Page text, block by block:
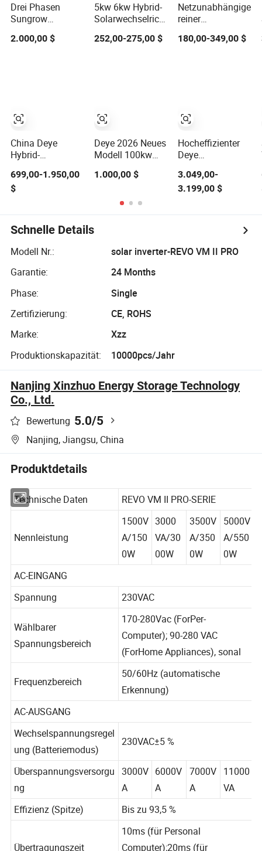
Drei Phasen
Sungrow
Sg8.0/10/12/15/17/20rt-
20 Wechselrichter
2.000,00 $
China Deye
Hybrid-
5kw 8kw 10kw
12kw
Solarwechselrichter
Solarenergiespeicher
Dreiphasen-
Hybrid-
für Zuhause
699,00-1.950,00
$
5kw 6kw Hybrid-
Solarwechselrichter
Hochfrequenz
252,00-275,00 $
Deye 2026 Neues
Modell 100kw
Hybridwechselrichter
100/125K-
Sg02HP3-EU-
1.000,00 $
Netzunabhängiger
reiner
MPPT
180,00-349,00 $
Hocheffizienter
Deye
30kw-50kw
Dreiphasiger
Solarwechselrichter
3.049,00-
3.199,00 $
Schnelle Details
Modell Nr.:
solar inverter-REVO VM II PRO
Garantie:
24 Months
Phase:
Single
Zertifizierung:
CE, ROHS
Marke:
Xzz
Produktionskapazität:
10000pcs/Jahr
Nanjing Xinzhuo Energy Storage Technology
Co., Ltd.
Bewertung 5.0/5
Nanjing, Jiangsu, China
Produktdetails
Technische Daten REVO VM II PRO-SERIE
1500V
A/150
0W
3000
VA/30
00W
3500V
A/350
0W
5000V
A/550
0W
AC-EINGANG
Spannung 230VAC
Wählbarer
170-280Vac (ForPer-
Computer); 90-280 VAC
(ForHome Appliances), sonal
50/60Hz (automatische
Erkennung)
AC-AUSGANG
Wechselspannungsregel
ung (Batteriemodus)
Überspannungsversorgu
ng
3000V
A
6000V
A
7000V
A
11000
VA
Effizienz (Spitze) Bis zu 93,5 %
10ms (für Personal